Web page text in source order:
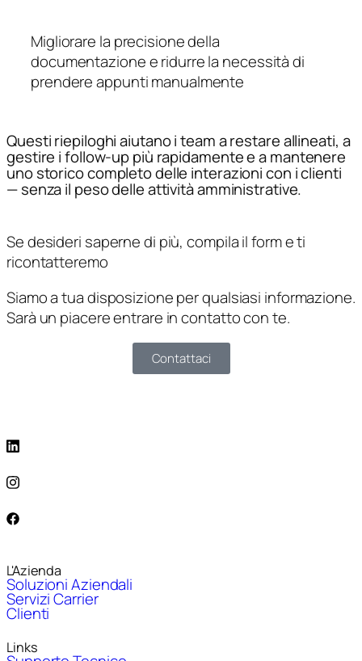
Migliorare la precisione della
documentazione e ridurre la necessità di
prendere appunti manualmente
Questi riepiloghi aiutano i team a restare allineati, a
gestire i follow-up più rapidamente e a mantenere
uno storico completo delle interazioni con i clienti
— senza il peso delle attività amministrative.
Se desideri saperne di più, compila il form e ti
ricontatteremo
Siamo a tua disposizione per qualsiasi informazione.
Sarà un piacere entrare in contatto con te.
Contattaci
L'Azienda
Soluzioni Aziendali
Servizi Carrier
Clienti
Links